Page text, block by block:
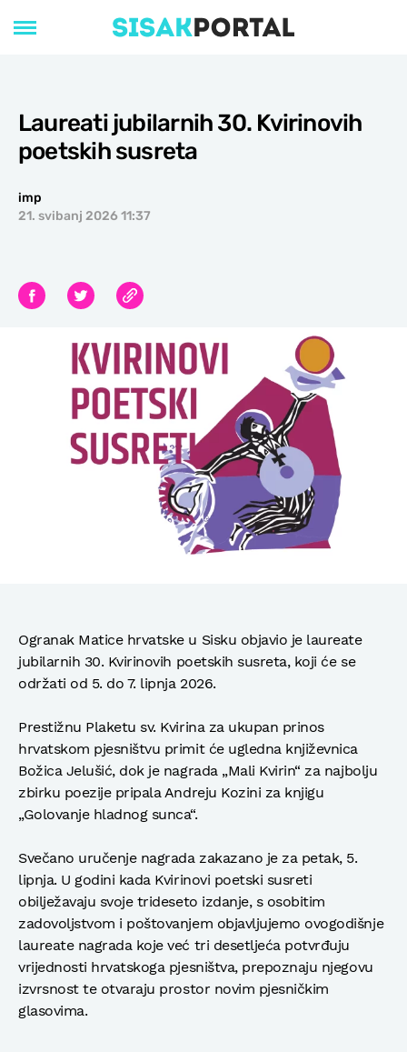
Laureati jubilarnih 30. Kvirinovih
poetskih susreta
imp
21. svibanj 2026 11:37
Ogranak Matice hrvatske u Sisku objavio je laureate
jubilarnih 30. Kvirinovih poetskih susreta, koji će se
održati od 5. do 7. lipnja 2026.
Prestižnu Plaketu sv. Kvirina za ukupan prinos
hrvatskom pjesništvu primit će ugledna književnica
Božica Jelušić, dok je nagrada „Mali Kvirin“ za najbolju
zbirku poezije pripala Andreju Kozini za knjigu
„Golovanje hladnog sunca“.
Svečano uručenje nagrada zakazano je za petak, 5.
lipnja. U godini kada Kvirinovi poetski susreti
obilježavaju svoje trideseto izdanje, s osobitim
zadovoljstvom i poštovanjem objavljujemo ovogodišnje
laureate nagrada koje već tri desetljeća potvrđuju
vrijednosti hrvatskoga pjesništva, prepoznaju njegovu
izvrsnost te otvaraju prostor novim pjesničkim
glasovima.